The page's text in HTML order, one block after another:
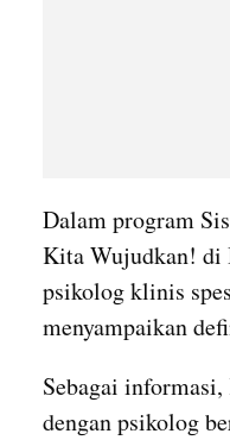
Dalam program
Kita Wujudkan! di
psikolog klinis
menyampaikan
Sebagai
dengan psikolog